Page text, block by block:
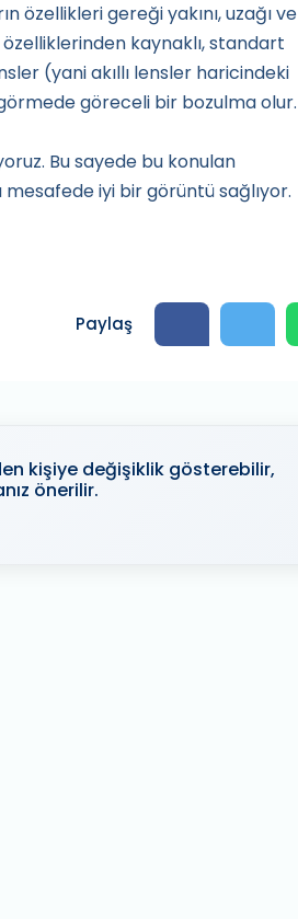
özellikleri gereği yakını, uzağı ve
kaynaklı, standart
(yani akıllı lensler haricindeki
göreceli bir bozulma olur.
Bu sayede bu konulan
iyi bir görüntü sağlıyor.
Paylaş
kişiye değişiklik gösterebilir,
önerilir.